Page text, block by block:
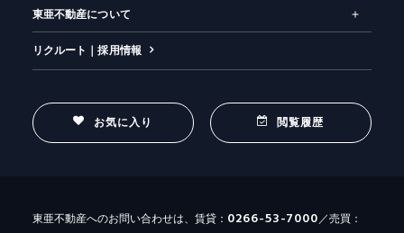
東亜不動産について
リクルート｜採用情報
お気に入り 閲覧履歴
東亜不動産へのお問い合わせは、賃貸： 0266-53-7000／売買：